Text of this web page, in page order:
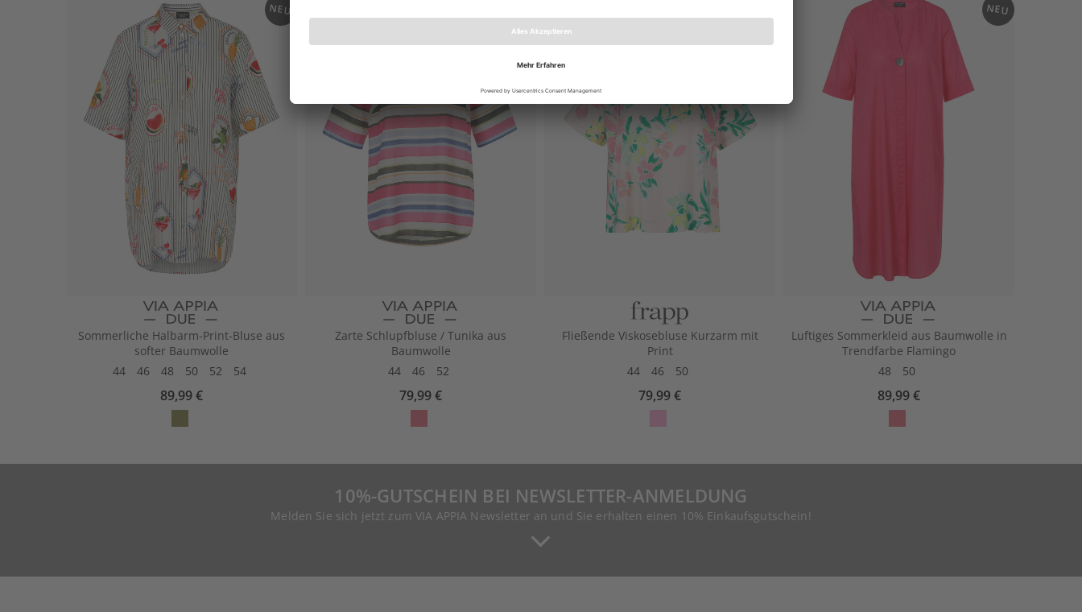
NEU
Sommerliche Halbarm-Print-Bluse aus
softer Baumwolle
44
46 48 50 52 54
89,99 €
Zarte Schlupfbluse / Tunika aus
Baumwolle
44
46 52
79,99 €
Fließende Viskosebluse Kurzarm mit
Print
44
46 50
79,99 €
NEU
Luftiges Sommerkleid aus Baumwolle in
Trendfarbe Flamingo
48
50
89,99 €
10%-GUTSCHEIN BEI NEWSLETTER-ANMELDUNG
Melden Sie sich jetzt zum VIA APPIA Newsletter an und Sie erhalten einen 10% Einkaufsgutschein!